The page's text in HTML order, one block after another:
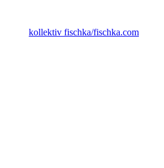
kollektiv fischka/fischka.com